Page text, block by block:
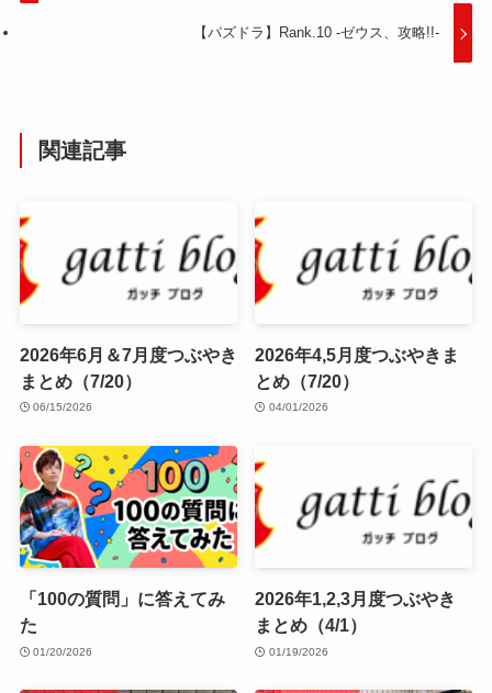
【パズドラ】Rank.10 -ゼウス、攻略!!-
関連記事
2026年6月＆7月度つぶやき
まとめ（7/20）
06/15/2026
2026年4,5月度つぶやきま
とめ（7/20）
04/01/2026
「100の質問」に答えてみ
た
01/20/2026
2026年1,2,3月度つぶやき
まとめ（4/1）
01/19/2026